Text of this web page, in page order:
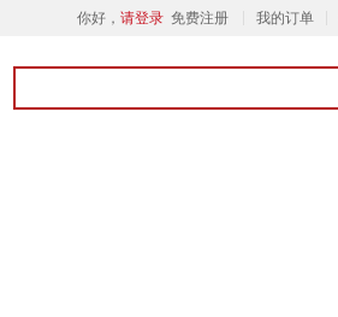
你好， 请登录 免费注册 我的订单